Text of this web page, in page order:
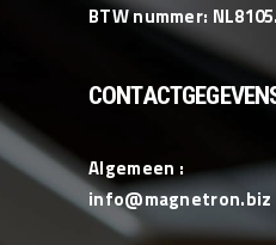
BTW nummer:
Algemeen :
info@magnetron.biz